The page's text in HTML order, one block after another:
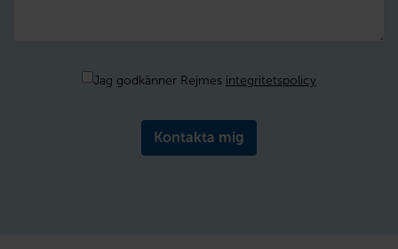
Jag godkänner Rejmes integritetspolicy